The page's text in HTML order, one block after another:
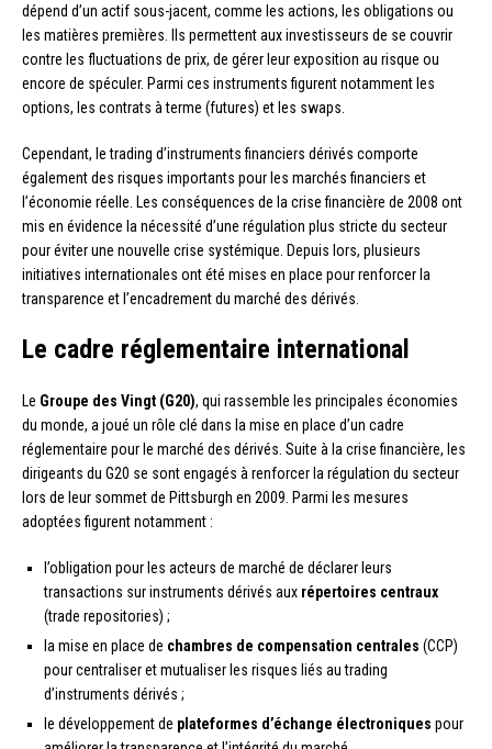
dépend d’un actif sous-jacent, comme les actions, les obligations ou
les matières premières. Ils permettent aux investisseurs de se couvrir
contre les fluctuations de prix, de gérer leur exposition au risque ou
encore de spéculer. Parmi ces instruments figurent notamment les
options, les contrats à terme (futures) et les swaps.
Cependant, le trading d’instruments financiers dérivés comporte
également des risques importants pour les marchés financiers et
l’économie réelle. Les conséquences de la crise financière de 2008 ont
mis en évidence la nécessité d’une régulation plus stricte du secteur
pour éviter une nouvelle crise systémique. Depuis lors, plusieurs
initiatives internationales ont été mises en place pour renforcer la
transparence et l’encadrement du marché des dérivés.
Le cadre réglementaire international
Le Groupe des Vingt (G20), qui rassemble les principales économies
du monde, a joué un rôle clé dans la mise en place d’un cadre
réglementaire pour le marché des dérivés. Suite à la crise financière, les
dirigeants du G20 se sont engagés à renforcer la régulation du secteur
lors de leur sommet de Pittsburgh en 2009. Parmi les mesures
adoptées figurent notamment :
l’obligation pour les acteurs de marché de déclarer leurs
transactions sur instruments dérivés aux répertoires centraux
(trade repositories) ;
la mise en place de chambres de compensation centrales (CCP)
pour centraliser et mutualiser les risques liés au trading
d’instruments dérivés ;
le développement de plateformes d’échange électroniques pour